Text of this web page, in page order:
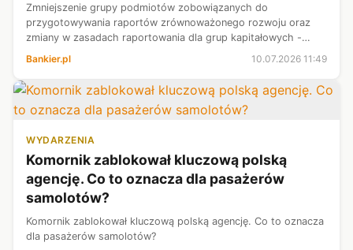
Zmniejszenie grupy podmiotów zobowiązanych do
przygotowywania raportów zrównoważonego rozwoju oraz
zmiany w zasadach raportowania dla grup kapitałowych -
zakłada projekt ustawy, autorstwa resortu finansów. Celem
jest znoszenie nadmiernych obciążeń bi...
Bankier.pl 10.07.2026 11:49
WYDARZENIA
Komornik zablokował kluczową polską
agencję. Co to oznacza dla pasażerów
samolotów?
Komornik zablokował kluczową polską agencję. Co to oznacza
dla pasażerów samolotów?